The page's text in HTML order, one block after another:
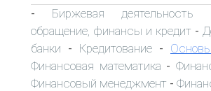
- Биржевая деятельность
обращение, финансы и кредит -
банки - Кредитование -
Финансовая математика -
Финансовый менеджмент -